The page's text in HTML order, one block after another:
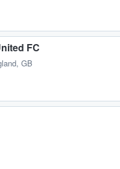
FC
GB